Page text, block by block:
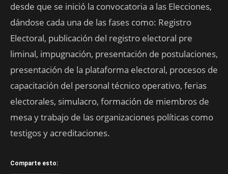
desde que se inició la convocatoria a las Elecciones,
dándose cada una de las fases como: Registro
Electoral, publicación del registro electoral pre
liminal, impugnación, presentación de postulaciones,
presentación de la plataforma electoral, procesos de
capacitación del personal técnico operativo, ferias
electorales, simulacro, formación de miembros de
mesa y trabajo de las organizaciones políticas como
testigos y acreditaciones.
Comparte esto: